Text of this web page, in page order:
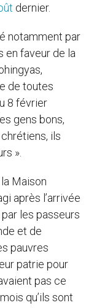
dernier.
notamment par
en faveur de la
de toutes
8 février
gens bons,
ils
».
Maison
après l’arrivée
les passeurs
et de
pauvres
patrie pour
pas ce
qu’ils sont